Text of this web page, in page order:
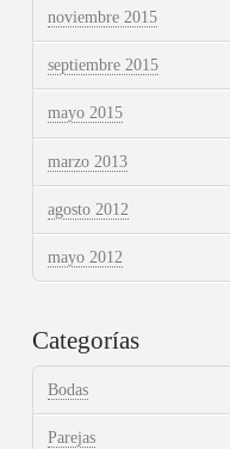
noviembre 2015
septiembre 2015
mayo 2015
marzo 2013
agosto 2012
mayo 2012
Categorías
Bodas
Parejas